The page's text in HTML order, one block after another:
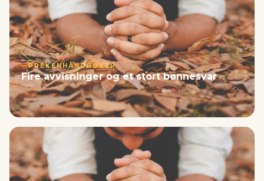
PREKENHÅNDBØKER
Fire avvisninger og et stort bønnesvar